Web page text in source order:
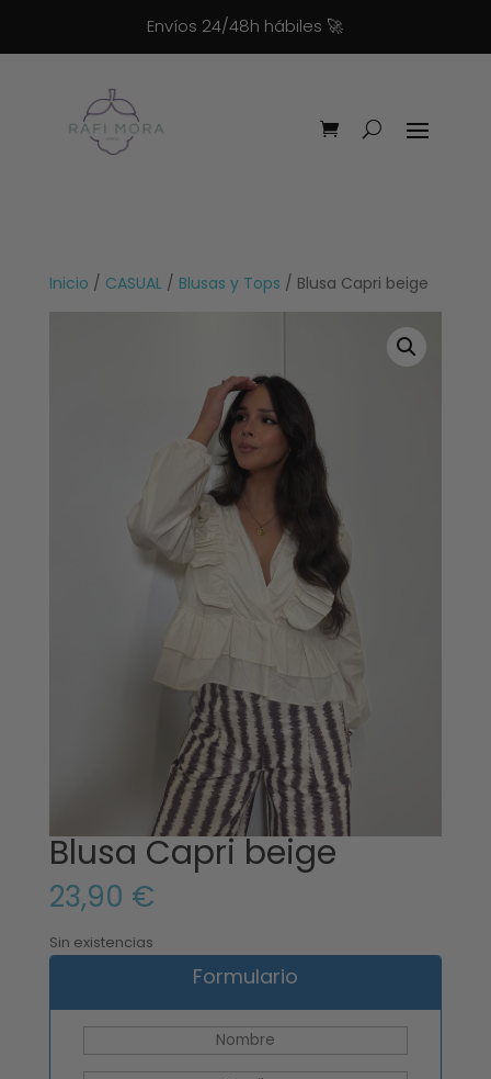
Envíos 24/48h hábiles 🚀
Inicio / CASUAL/ Blusas y Tops / Blusa Capri beige
Blusa Capri beige
23,90 €
Sin existencias
Formulario